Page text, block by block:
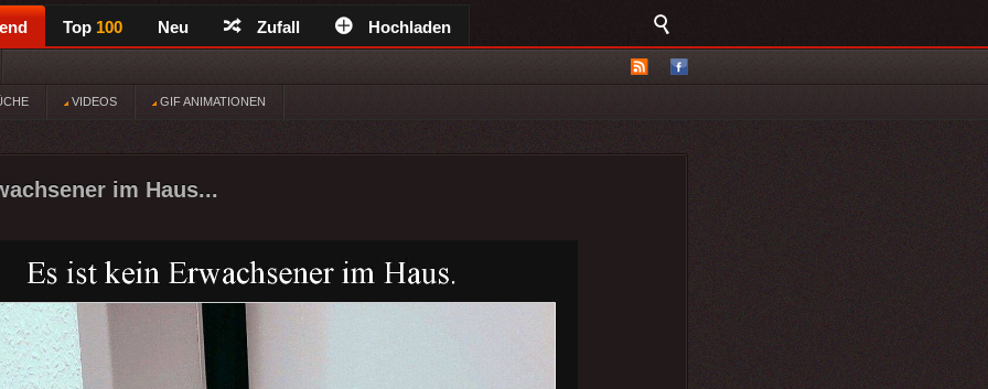
Top 100 Neu Zufall Hochladen
VIDEOS GIF ANIMATIONEN
im Haus...